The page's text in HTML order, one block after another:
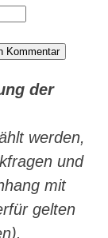
der
werden,
und
mit
gelten